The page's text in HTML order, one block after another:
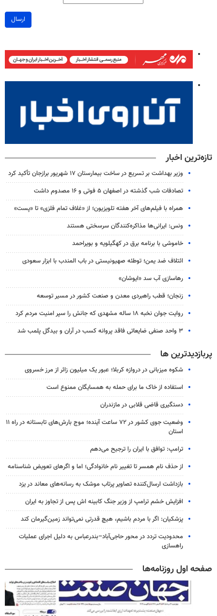
ارسال
تازه‌ترین اخبار
وزیر بهداشت بر تسریع در ساخت بیمارستان ۱۷ شهریور برازجان تأکید کرد
تصادفات شب گذشته در اصفهان ۵ فوتی و ۱۶ مصدوم داشت
همراه با فیلم‌های آخر هفته تلویزیون؛ از «غلاف تمام فلزی» تا «پست»
ونس: ایرانی‌ها مذاکره‌کنندگان سرسختی هستند
خاموشی با برنامه برق در کهگیلویه و بویراحمد
ائتلاف ضد یمن؛ توطئه صهیونیستی در باب المندب با ابزار سعودی
رهاسازی آب سد «ایوشان»
زنجان؛ قطب راهبردی معدن و صنعت کشور در مسیر توسعه
روایت جوان نخبه ۱۸ ساله مشهدی که جانش را سپر امنیت مردم کرد
۳ واحد صنفی ضایعاتی فاقد پروانه کسب در آران و بیدگل پلمب شد
پربازدیدترین ها
شکوه میزبانی در دروازه کربلا؛ عبور یک میلیون زائر از مرز خسروی
استفاده از خاک ما برای حمله به همسایگان ممنوع است
دستگیری قاضی قلابی در مازندران
وضعیت جوی کشور در ۷۲ ساعت آینده؛ موج بارش‌های تابستانه در راه ۱۱
استان
ترامپ: توافق با ایران را ترجیح می‌دهم
از حذف نام همسر تا تغییر نام خانوادگی؛ اما و اگرهای تعویض شناسنامه
بازداشت ارسال‌کننده تصاویر پرتاب موشک به رسانه‌های معاند در یزد
افزایش خشم ترامپ از وزیر جنگ کابینه اش پس از تجاوز به ایران
پزشکیان: اگر با مردم باشیم، هیچ قدرتی نمی‌تواند زمین‌گیرمان کند
محدودیت تردد در محور حاجی‌آباد–بندرعباس به دلیل اجرای عملیات
راهسازی
صفحه اول روزنامه‌ها